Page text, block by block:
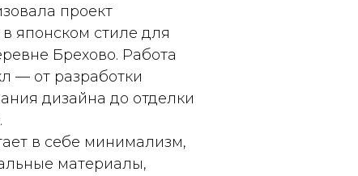
проект
японском стиле для
Брехово. Работа
— от разработки
дизайна до отделки
в себе минимализм,
материалы,